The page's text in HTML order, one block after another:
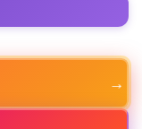
→